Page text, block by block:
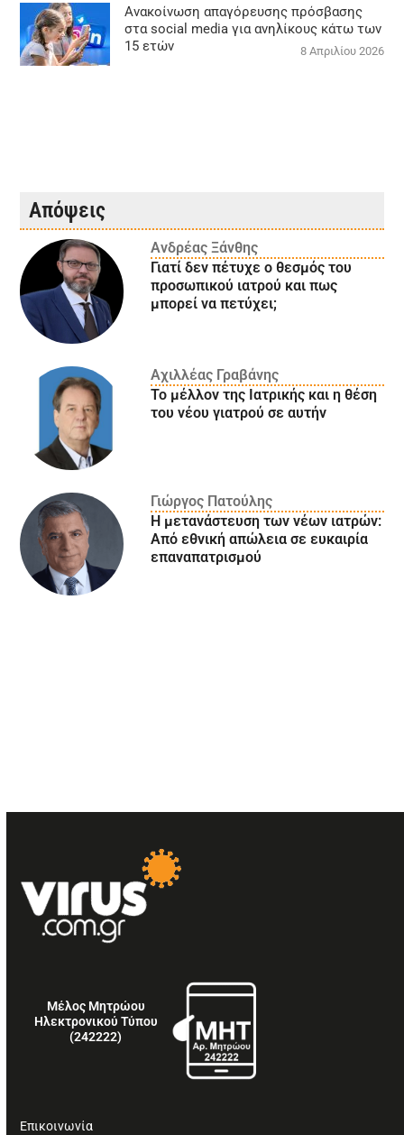
Ανακοίνωση απαγόρευσης πρόσβασης
στα social media για ανηλίκους κάτω των
15 ετών
8 Απριλίου 2026
Απόψεις
Ανδρέας Ξάνθης
Γιατί δεν πέτυχε ο θεσμός του
προσωπικού ιατρού και πως
μπορεί να πετύχει;
Αχιλλέας Γραβάνης
Το μέλλον της Ιατρικής και η θέση
του νέου γιατρού σε αυτήν
Γιώργος Πατούλης
Η μετανάστευση των νέων ιατρών:
Aπό εθνική απώλεια σε ευκαιρία
επαναπατρισμού
Μέλος Μητρώου
Ηλεκτρονικού Τύπου
(242222)
Επικοινωνία